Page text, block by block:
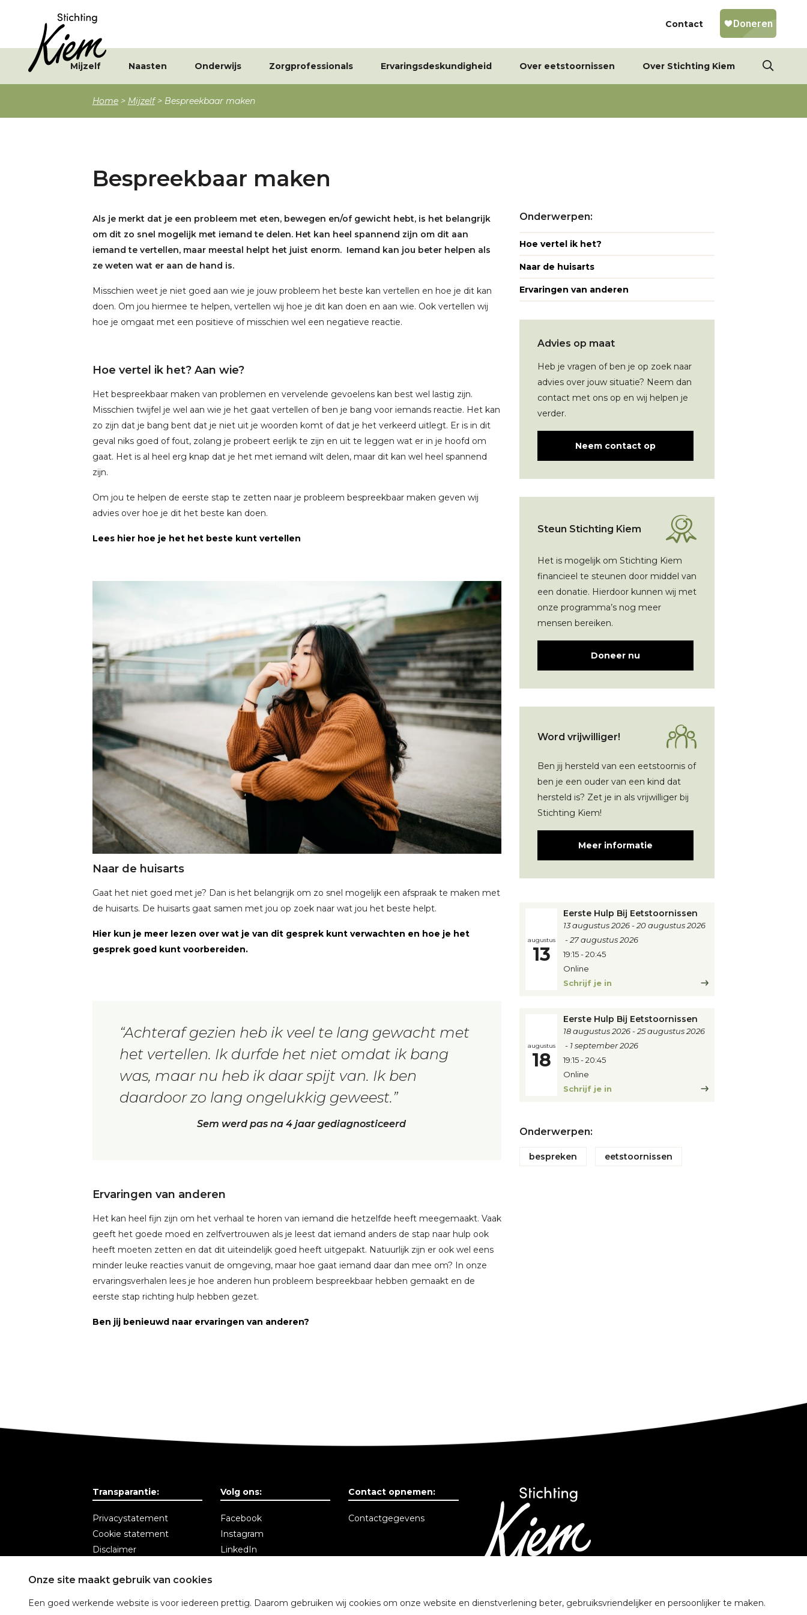
Onze site maakt gebruik van cookies
Een goed werkende website is voor iedereen prettig. Daarom gebruiken wij cookies om onze website en dienstverlening beter, gebruiksvriendelijker en persoonlijker te maken.
Contact
Mijzelf Naasten Onderwijs Zorgprofessionals Ervaringsdeskundigheid Over eetstoornissen Over Stichting Kiem
Home> Mijzelf> Bespreekbaar maken
Bespreekbaar maken
Als je merkt dat je een probleem met eten, bewegen en/of gewicht hebt, is het belangrijk
om dit zo snel mogelijk met iemand te delen. Het kan heel spannend zijn om dit aan
iemand te vertellen, maar meestal helpt het juist enorm. Iemand kan jou beter helpen als
ze weten wat er aan de hand is.
Misschien weet je niet goed aan wie je jouw probleem het beste kan vertellen en hoe je dit kan
doen. Om jou hiermee te helpen, vertellen wij hoe je dit kan doen en aan wie. Ook vertellen wij
hoe je omgaat met een positieve of misschien wel een negatieve reactie.
Hoe vertel ik het? Aan wie?
Het bespreekbaar maken van problemen en vervelende gevoelens kan best wel lastig zijn.
Misschien twijfel je wel aan wie je het gaat vertellen of ben je bang voor iemands reactie. Het kan
zo zijn dat je bang bent dat je niet uit je woorden komt of dat je het verkeerd uitlegt. Er is in dit
geval niks goed of fout, zolang je probeert eerlijk te zijn en uit te leggen wat er in je hoofd om
gaat. Het is al heel erg knap dat je het met iemand wilt delen, maar dit kan wel heel spannend
zijn.
Om jou te helpen de eerste stap te zetten naar je probleem bespreekbaar maken geven wij
advies over hoe je dit het beste kan doen.
Lees hier hoe je het het beste kunt vertellen
Naar de huisarts
Gaat het niet goed met je? Dan is het belangrijk om zo snel mogelijk een afspraak te maken met
de huisarts. De huisarts gaat samen met jou op zoek naar wat jou het beste helpt.
Hier kun je meer lezen over wat je van dit gesprek kunt verwachten en hoe je het
gesprek goed kunt voorbereiden.
Achteraf gezien heb ik veel te lang gewacht met
het vertellen. Ik durfde het niet omdat ik bang
was, maar nu heb ik daar spijt van. Ik ben
daardoor zo lang ongelukkig geweest.
Sem werd pas na 4 jaar gediagnosticeerd
Ervaringen van anderen
Het kan heel fijn zijn om het verhaal te horen van iemand die hetzelfde heeft meegemaakt. Vaak
geeft het goede moed en zelfvertrouwen als je leest dat iemand anders de stap naar hulp ook
heeft moeten zetten en dat dit uiteindelijk goed heeft uitgepakt. Natuurlijk zijn er ook wel eens
minder leuke reacties vanuit de omgeving, maar hoe gaat iemand daar dan mee om? In onze
ervaringsverhalen lees je hoe anderen hun probleem bespreekbaar hebben gemaakt en de
eerste stap richting hulp hebben gezet.
Ben jij benieuwd naar ervaringen van anderen?
Onderwerpen:
Hoe vertel ik het?
Naar de huisarts
Ervaringen van anderen
Advies op maat
Heb je vragen of ben je op zoek naar
advies over jouw situatie? Neem dan
contact met ons op en wij helpen je
verder.
Neem contact op
Steun Stichting Kiem
Het is mogelijk om Stichting Kiem
financieel te steunen door middel van
een donatie. Hierdoor kunnen wij met
onze programma’s nog meer
mensen bereiken.
Doneer nu
Word vrijwilliger!
Ben jij hersteld van een eetstoornis of
ben je een ouder van een kind dat
hersteld is? Zet je in als vrijwilliger bij
Stichting Kiem!
Meer informatie
augustus
13
Eerste Hulp Bij Eetstoornissen
13 augustus 2026
20 augustus 2026
27 augustus 2026
19:15-20:45
Online
Schrijf je in
augustus
18
Eerste Hulp Bij Eetstoornissen
18 augustus 2026
25 augustus 2026
1 september 2026
19:15-20:45
Online
Schrijf je in
Onderwerpen:
bespreken eetstoornissen
Transparantie:
Privacystatement
Cookie statement
Disclaimer
Volg ons:
Facebook
Instagram
LinkedIn
Contact opnemen:
Contactgegevens